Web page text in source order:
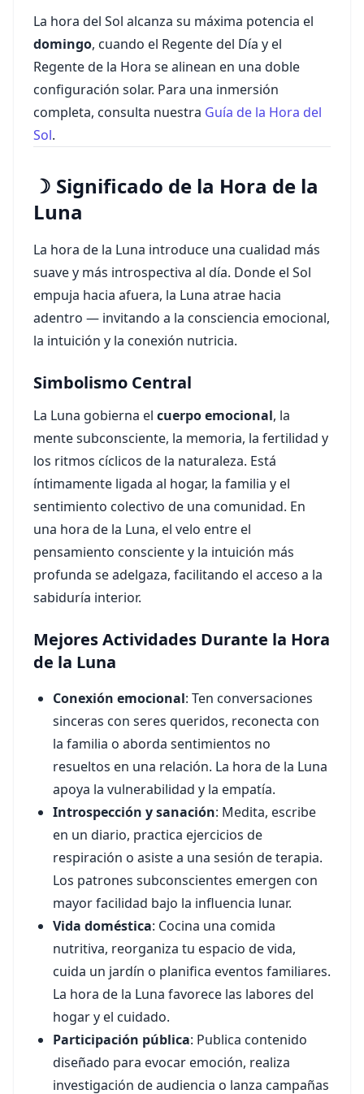
La hora del Sol alcanza su máxima potencia el
domingo, cuando el Regente del Día y el
Regente de la Hora se alinean en una doble
configuración solar. Para una inmersión
completa, consulta nuestra Guía de la Hora del
Sol.
☽ Significado de la Hora de la
Luna
La hora de la Luna introduce una cualidad más
suave y más introspectiva al día. Donde el Sol
empuja hacia afuera, la Luna atrae hacia
adentro — invitando a la consciencia emocional,
la intuición y la conexión nutricia.
Simbolismo Central
La Luna gobierna el cuerpo emocional, la
mente subconsciente, la memoria, la fertilidad y
los ritmos cíclicos de la naturaleza. Está
íntimamente ligada al hogar, la familia y el
sentimiento colectivo de una comunidad. En
una hora de la Luna, el velo entre el
pensamiento consciente y la intuición más
profunda se adelgaza, facilitando el acceso a la
sabiduría interior.
Mejores Actividades Durante la Hora
de la Luna
Conexión emocional: Ten conversaciones
sinceras con seres queridos, reconecta con
la familia o aborda sentimientos no
resueltos en una relación. La hora de la Luna
apoya la vulnerabilidad y la empatía.
Introspección y sanación: Medita, escribe
en un diario, practica ejercicios de
respiración o asiste a una sesión de terapia.
Los patrones subconscientes emergen con
mayor facilidad bajo la influencia lunar.
Vida doméstica: Cocina una comida
nutritiva, reorganiza tu espacio de vida,
cuida un jardín o planifica eventos familiares.
La hora de la Luna favorece las labores del
hogar y el cuidado.
Participación pública: Publica contenido
diseñado para evocar emoción, realiza
investigación de audiencia o lanza campañas